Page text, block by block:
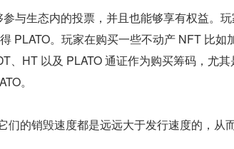
与生态内的投票，并且也能够享有权益。
PLATO。玩家在购买一些不动产 NFT 比如
、HT 以及 PLATO 通证作为购买筹码，尤其
。
们的销毁速度都是远远大于发行速度的，从